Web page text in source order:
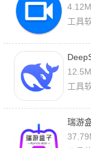
4.12M
工具
12.5M
工具
瑞游